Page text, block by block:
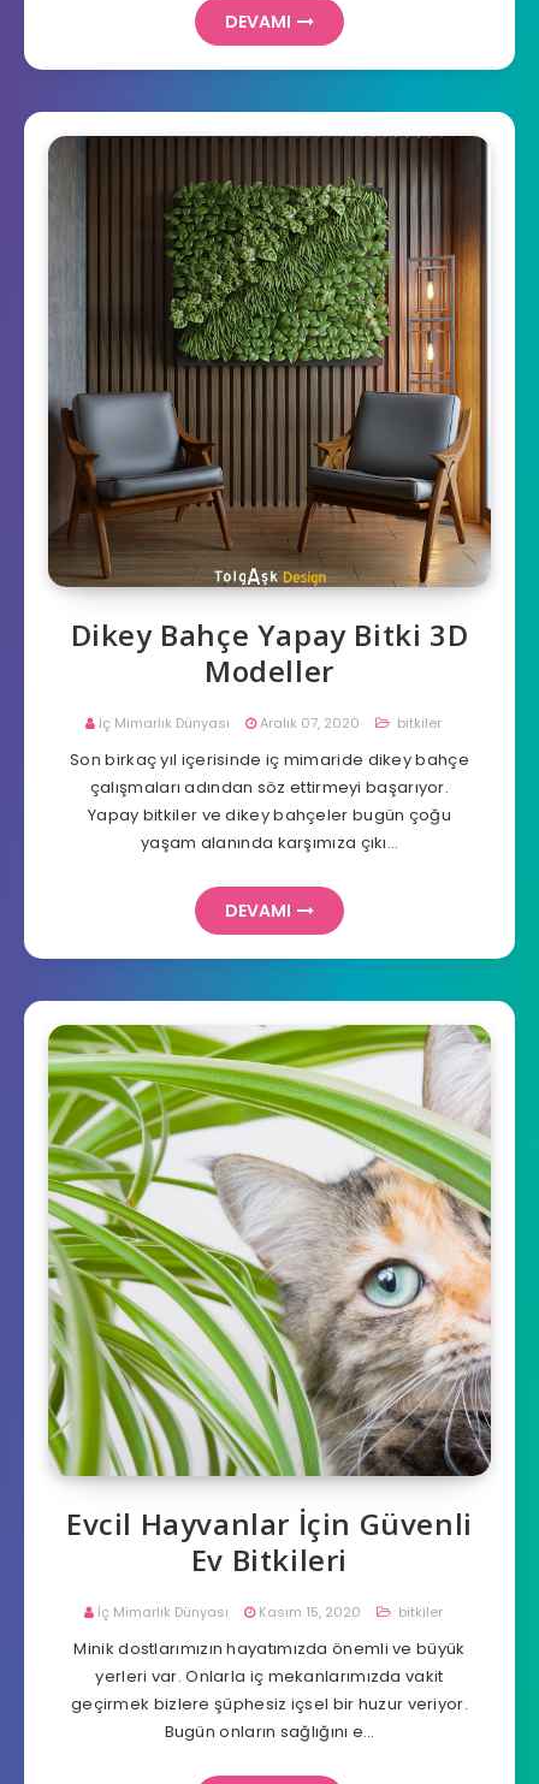
DEVAMI
Dikey Bahçe Yapay Bitki 3D
Modeller
İç Mimarlık Dünyası Aralık 07, 2020 bitkiler
Son birkaç yıl içerisinde iç mimaride dikey bahçe
çalışmaları adından söz ettirmeyi başarıyor.
Yapay bitkiler ve dikey bahçeler bugün çoğu
yaşam alanında karşımıza çıkı…
DEVAMI
Evcil Hayvanlar İçin Güvenli
Ev Bitkileri
İç Mimarlık Dünyası Kasım 15, 2020 bitkiler
Minik dostlarımızın hayatımızda önemli ve büyük
yerleri var. Onlarla iç mekanlarımızda vakit
geçirmek bizlere şüphesiz içsel bir huzur veriyor.
Bugün onların sağlığını e…